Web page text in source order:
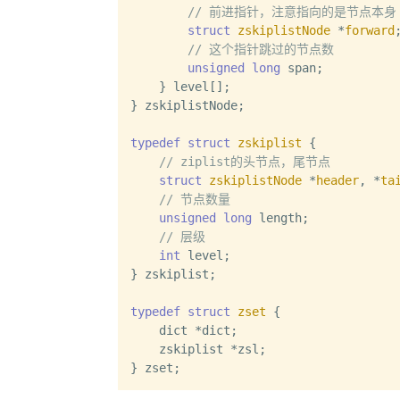
// 前进指针，注意指向的是节点本身
struct
zskiplistNode *forward ;
// 这个指针跳过的节点数
unsigned
long span;
    } level[];
} zskiplistNode;
typedef struct zskiplist {
// ziplist的头节点，尾节点
struct
zskiplistNode *header, *
// 节点数量
unsigned
long length;
// 层级
int level;
} zskiplist;
typedef struct zset {
    dict *dict;
    zskiplist *zsl;